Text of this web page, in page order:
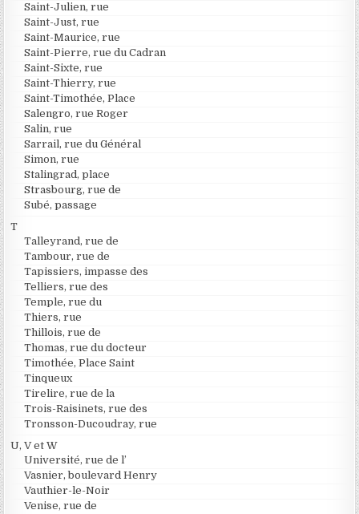
Saint-Julien, rue
Saint-Just, rue
Saint-Maurice, rue
Saint-Pierre, rue du Cadran
Saint-Sixte, rue
Saint-Thierry, rue
Saint-Timothée, Place
Salengro, rue Roger
Salin, rue
Sarrail, rue du Général
Simon, rue
Stalingrad, place
Strasbourg, rue de
Subé, passage
T
Talleyrand, rue de
Tambour, rue de
Tapissiers, impasse des
Telliers, rue des
Temple, rue du
Thiers, rue
Thillois, rue de
Thomas, rue du docteur
Timothée, Place Saint
Tinqueux
Tirelire, rue de la
Trois-Raisinets, rue des
Tronsson-Ducoudray, rue
U, V et W
Université, rue de l’
Vasnier, boulevard Henry
Vauthier-le-Noir
Venise, rue de